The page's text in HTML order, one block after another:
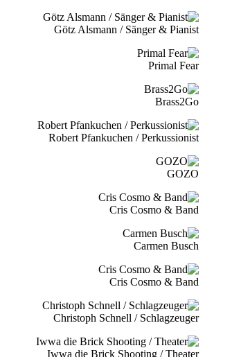
Götz Alsmann / Sänger & Pianist
Primal Fear
Brass2Go
Robert Pfankuchen / Perkussionist
GOZO
Cris Cosmo & Band
Carmen Busch
Cris Cosmo & Band
Christoph Schnell / Schlagzeuger
Iwwa die Brick Shooting / Theater